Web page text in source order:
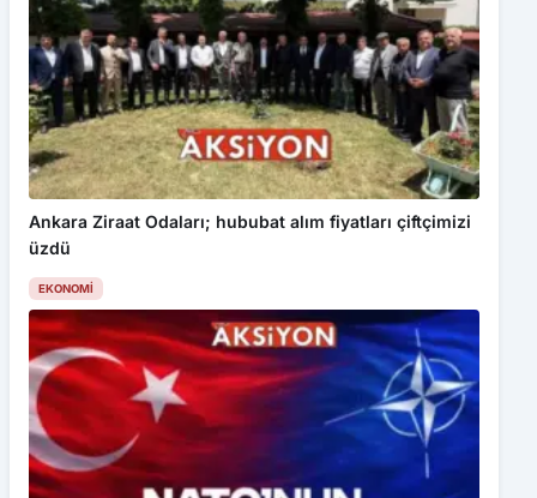
Ankara Ziraat Odaları; hububat alım fiyatları çiftçimizi
üzdü
EKONOMI